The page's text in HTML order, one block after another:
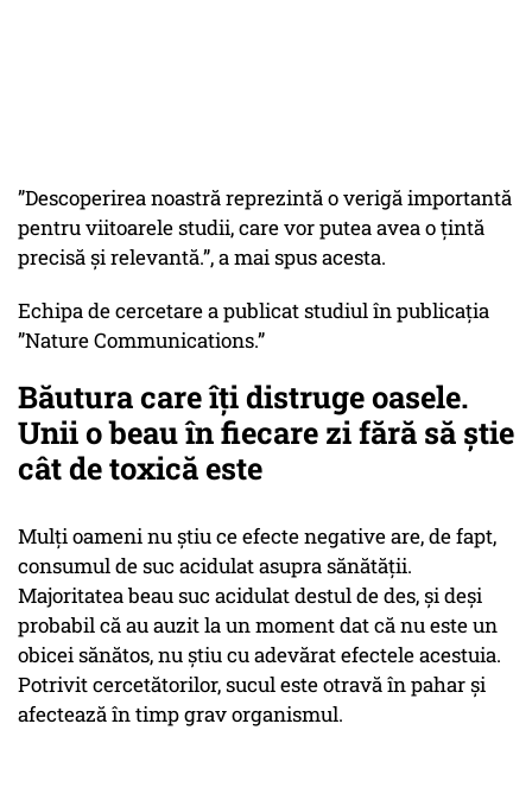
”Descoperirea noastră reprezintă o verigă importantă
pentru viitoarele studii, care vor putea avea o țintă
precisă și relevantă.”, a mai spus acesta.
Echipa de cercetare a publicat studiul în publicația
”Nature Communications.”
Băutura care îţi distruge oasele.
Unii o beau în fiecare zi fără să știe
cât de toxică este
Mulți oameni nu ştiu ce efecte negative are, de fapt,
consumul de suc acidulat asupra sănătăţii.
Majoritatea beau suc acidulat destul de des, și deși
probabil că au auzit la un moment dat că nu este un
obicei sănătos, nu știu cu adevărat efectele acestuia.
Potrivit cercetătorilor, sucul este otravă în pahar şi
afectează în timp grav organismul.